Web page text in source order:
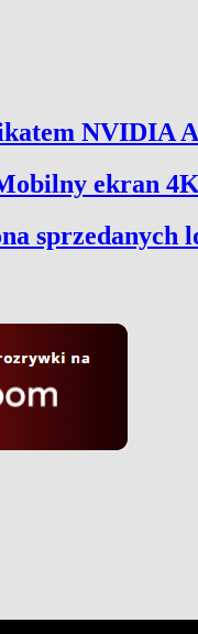
NVIDIA
ekran
sprzedanych